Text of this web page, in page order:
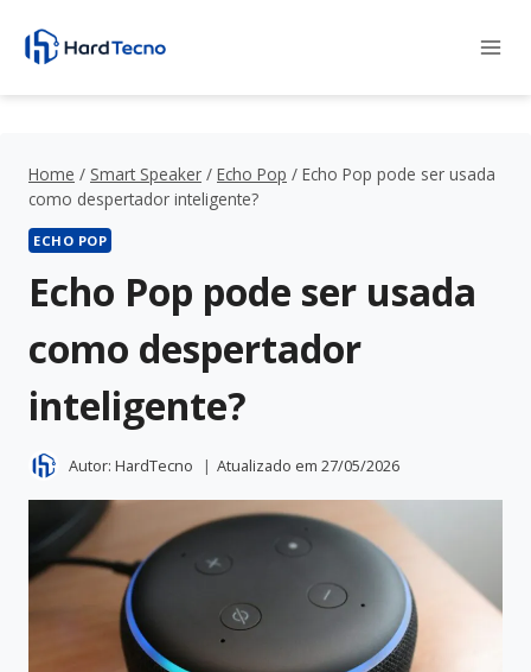
para
Conteúdo
Home / Smart Speaker / Echo Pop / Echo Pop pode ser usada
como despertador inteligente?
ECHO POP
Echo Pop pode ser usada
como despertador
inteligente?
Autor: HardTecno Atualizado em 27/05/2026